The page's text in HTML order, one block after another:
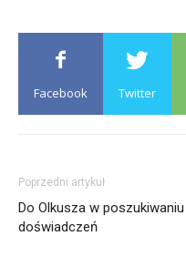
Facebook Twitter
Poprzedni artykuł
Do Olkusza w poszukiwaniu
doświadczeń